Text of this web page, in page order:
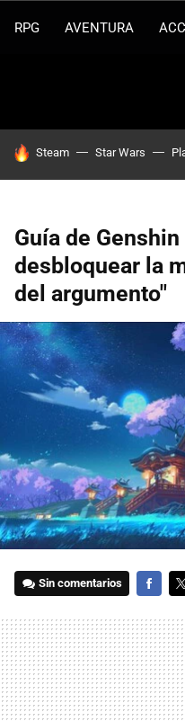
RPG AVENTURA
HOY SE HABLA DE
Steam Star Wars
Guía de
desbloquear la
del argumento"
Sin comentarios